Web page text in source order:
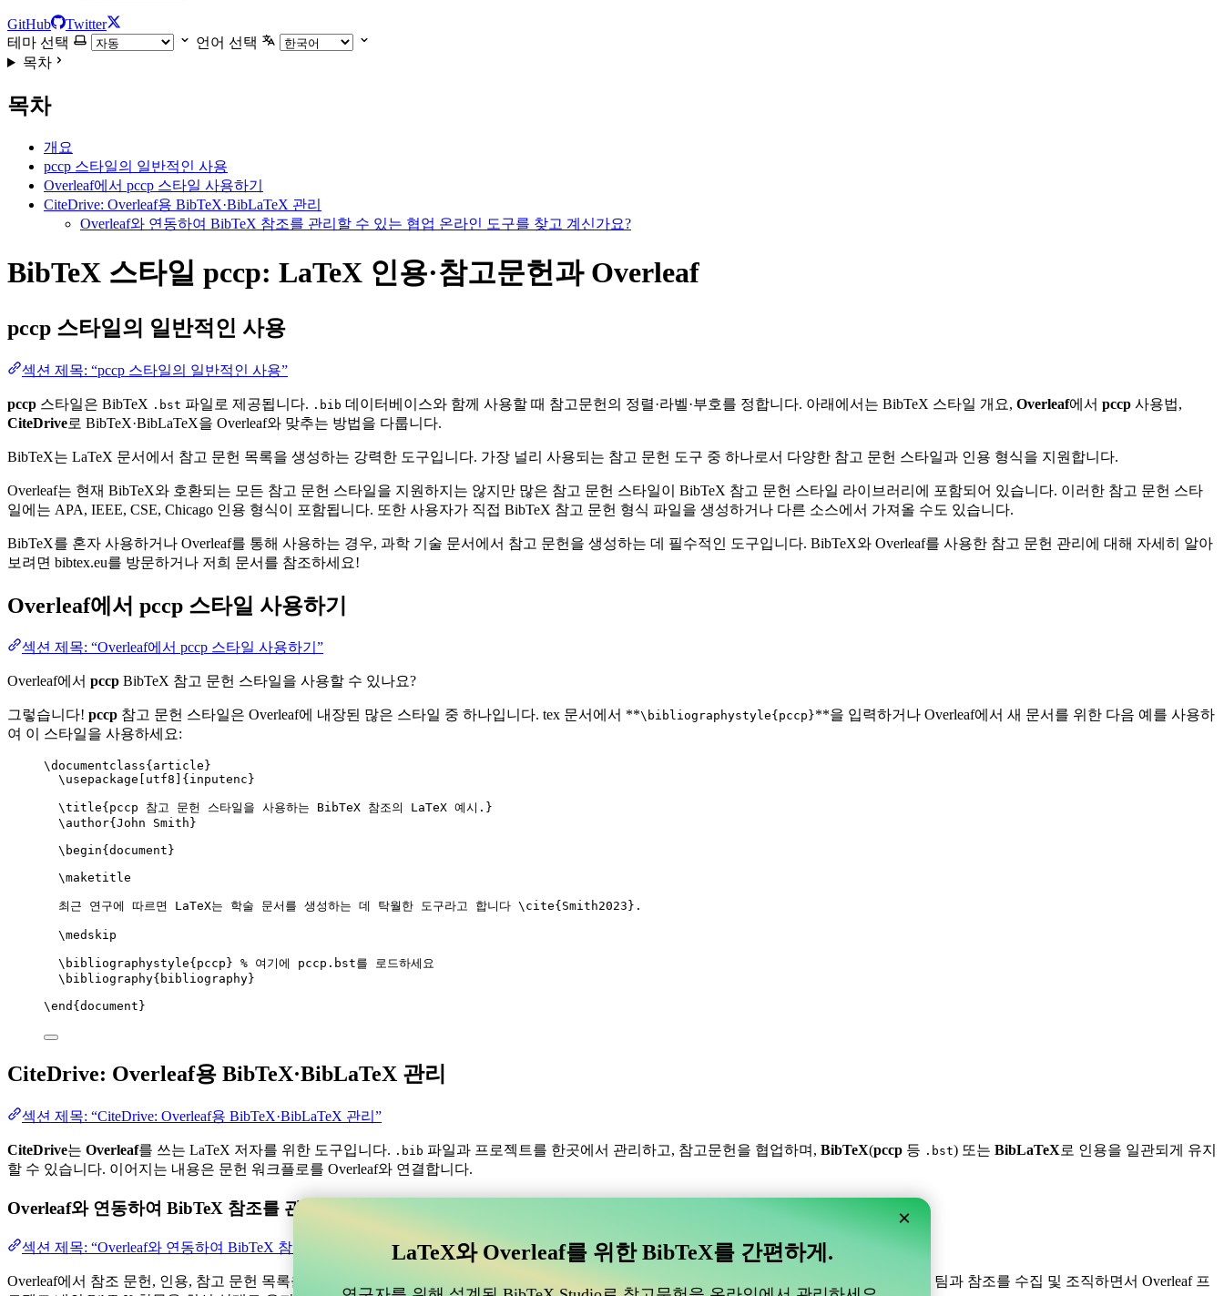
GitHub
Twitter
테마 선택
언어 선택
목차
목차
개요
pccp 스타일의 일반적인 사용
Overleaf에서 pccp 스타일 사용하기
CiteDrive: Overleaf용 BibTeX·BibLaTeX 관리
Overleaf와 연동하여 BibTeX 참조를 관리할 수 있는 협업 온라인 도구를 찾고 계신가요?
BibTeX 스타일 pccp: LaTeX 인용·참고문헌과 Overleaf
pccp 스타일의 일반적인 사용
섹션 제목: “pccp 스타일의 일반적인 사용”
pccp 스타일은 BibTeX .bst 파일로 제공됩니다. .bib 데이터베이스와 함께 사용할 때 참고문헌의 정렬·라벨·부호를 정합니다. 아래에서는 BibTeX 스타일 개요, Overleaf에서 pccp 사용법,
CiteDrive로 BibTeX·BibLaTeX을 Overleaf와 맞추는 방법을 다룹니다.
BibTeX는 LaTeX 문서에서 참고 문헌 목록을 생성하는 강력한 도구입니다. 가장 널리 사용되는 참고 문헌 도구 중 하나로서 다양한 참고 문헌 스타일과 인용 형식을 지원합니다.
Overleaf는 현재 BibTeX와 호환되는 모든 참고 문헌 스타일을 지원하지는 않지만 많은 참고 문헌 스타일이 BibTeX 참고 문헌 스타일 라이브러리에 포함되어 있습니다. 이러한 참고 문헌 스타
일에는 APA, IEEE, CSE, Chicago 인용 형식이 포함됩니다. 또한 사용자가 직접 BibTeX 참고 문헌 형식 파일을 생성하거나 다른 소스에서 가져올 수도 있습니다.
BibTeX를 혼자 사용하거나 Overleaf를 통해 사용하는 경우, 과학 기술 문서에서 참고 문헌을 생성하는 데 필수적인 도구입니다. BibTeX와 Overleaf를 사용한 참고 문헌 관리에 대해 자세히 알아
보려면 bibtex.eu를 방문하거나 저희 문서를 참조하세요!
Overleaf에서 pccp 스타일 사용하기
섹션 제목: “Overleaf에서 pccp 스타일 사용하기”
Overleaf에서 pccp BibTeX 참고 문헌 스타일을 사용할 수 있나요?
그렇습니다! pccp 참고 문헌 스타일은 Overleaf에 내장된 많은 스타일 중 하나입니다. tex 문서에서 **\bibliographystyle{pccp}**을 입력하거나 Overleaf에서 새 문서를 위한 다음 예를 사용하
여 이 스타일을 사용하세요:
\documentclass{ article }
\usepackage
utf8 ]{ inputenc }
\title{pccp 참고 문헌 스타일을 사용하는 BibTeX 참조의 LaTeX 예시.}
\author{John Smith}
\begin{ document }
\maketitle
최근 연구에 따르면 LaTeX는 학술 문서를 생성하는 데 탁월한 도구라고 합니다 \cite{ Smith2023 }.
\medskip
\bibliographystyle{pccp} % 여기에 pccp.bst를 로드하세요
\bibliography{bibliography}
\end { document }
CiteDrive: Overleaf용 BibTeX·BibLaTeX 관리
섹션 제목: “CiteDrive: Overleaf용 BibTeX·BibLaTeX 관리”
CiteDrive는 Overleaf를 쓰는 LaTeX 저자를 위한 도구입니다. .bib 파일과 프로젝트를 한곳에서 관리하고, 참고문헌을 협업하며, BibTeX(pccp 등 .bst) 또는 BibLaTeX로 인용을 일관되게 유지
할 수 있습니다. 이어지는 내용은 문헌 워크플로를 Overleaf와 연결합니다.
Overleaf와 연동하여 BibTeX 참조를 관리할 수 있는 협업 온라인 도구를 찾고 계신가요?
섹션 제목: “Overleaf와 연동하여 BibTeX 참조를 관리할 수 있는 협업 온라인 도구를 찾고 계신가요?”
Overleaf에서 참조 문헌, 인용, 참고 문헌 목록을 관리하는 데 도움이 될 온라인 도구를 찾고 있다면, CiteDrive가 완벽할 수 있습니다! 프로젝트 내의 팀과 참조를 수집 및 조직하면서 Overleaf 프
×
LaTeX와 Overleaf를 위한 BibTeX를 간편하게.